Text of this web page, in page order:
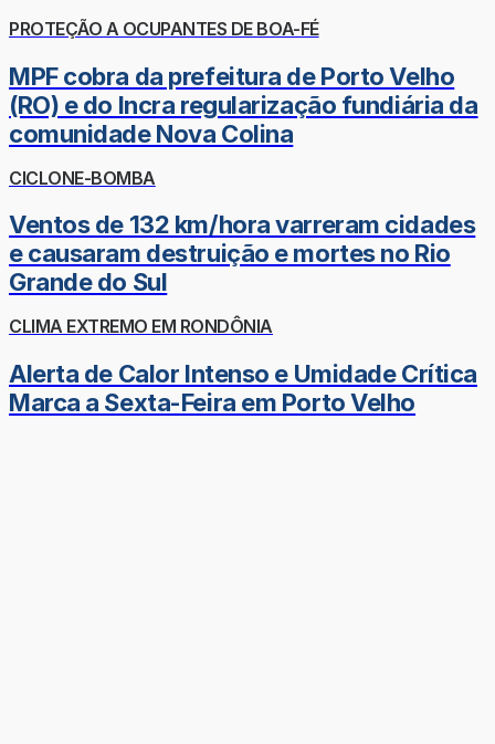
PROTEÇÃO A OCUPANTES DE BOA-FÉ
MPF cobra da prefeitura de Porto Velho
(RO) e do Incra regularização fundiária da
comunidade Nova Colina
CICLONE-BOMBA
Ventos de 132 km/hora varreram cidades
e causaram destruição e mortes no Rio
Grande do Sul
CLIMA EXTREMO EM RONDÔNIA
Alerta de Calor Intenso e Umidade Crítica
Marca a Sexta-Feira em Porto Velho